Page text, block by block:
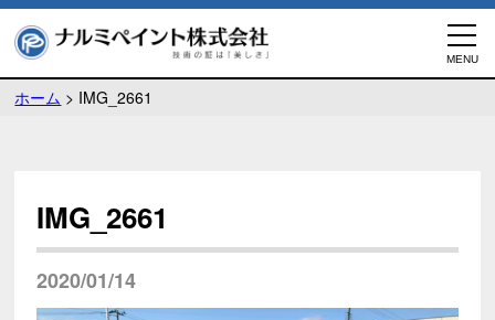
ホーム > IMG_2661
IMG_2661
2020/01/14